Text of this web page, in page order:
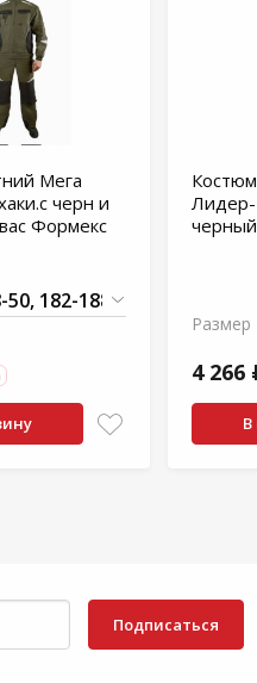
Мега
черн и
Формекс
Лидер-
Размер
4 266
В
Подписаться